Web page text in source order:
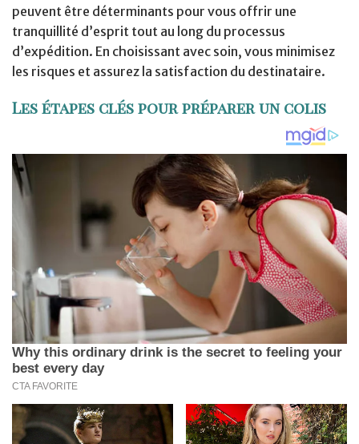
peuvent être déterminants pour vous offrir une
tranquillité d’esprit tout au long du processus
d’expédition. En choisissant avec soin, vous minimisez
les risques et assurez la satisfaction du destinataire.
Les étapes clés pour préparer un colis